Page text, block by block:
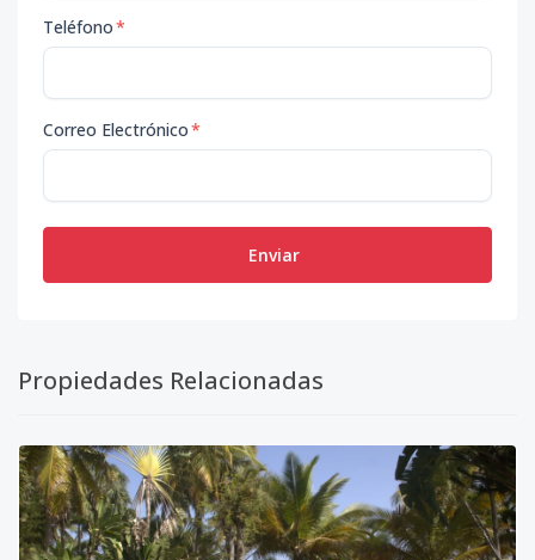
Teléfono*
Correo Electrónico*
Enviar
Propiedades Relacionadas